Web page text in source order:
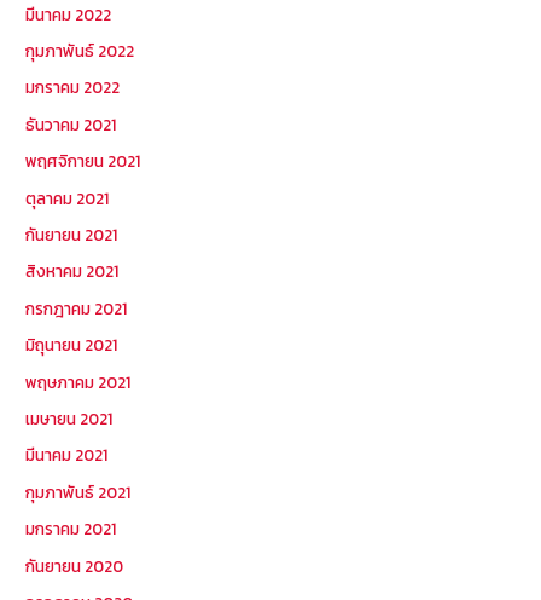
มีนาคม 2022
กุมภาพันธ์ 2022
มกราคม 2022
ธันวาคม 2021
พฤศจิกายน 2021
ตุลาคม 2021
กันยายน 2021
สิงหาคม 2021
กรกฎาคม 2021
มิถุนายน 2021
พฤษภาคม 2021
เมษายน 2021
มีนาคม 2021
กุมภาพันธ์ 2021
มกราคม 2021
กันยายน 2020